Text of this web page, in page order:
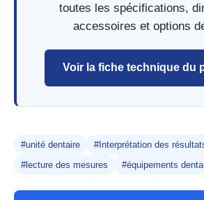
toutes les spécifications,
accessoires et options
Voir la fiche technique du
#unité dentaire
#Interprétation des
#lecture des mesures
#équipements